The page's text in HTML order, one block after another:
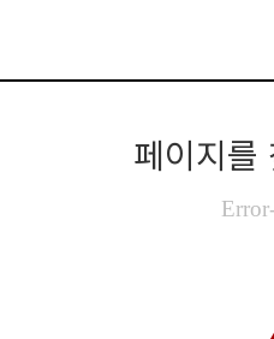
페이지를